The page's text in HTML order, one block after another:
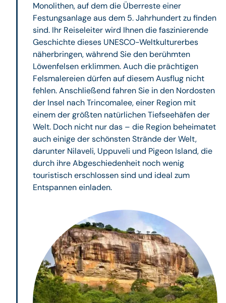
Monolithen, auf dem die Überreste einer
Festungsanlage aus dem 5. Jahrhundert zu finden
sind. Ihr Reiseleiter wird Ihnen die faszinierende
Geschichte dieses UNESCO-Weltkulturerbes
näherbringen, während Sie den berühmten
Löwenfelsen erklimmen. Auch die prächtigen
Felsmalereien dürfen auf diesem Ausflug nicht
fehlen. Anschließend fahren Sie in den Nordosten
der Insel nach Trincomalee, einer Region mit
einem der größten natürlichen Tiefseehäfen der
Welt. Doch nicht nur das – die Region beheimatet
auch einige der schönsten Strände der Welt,
darunter Nilaveli, Uppuveli und Pigeon Island, die
durch ihre Abgeschiedenheit noch wenig
touristisch erschlossen sind und ideal zum
Entspannen einladen.